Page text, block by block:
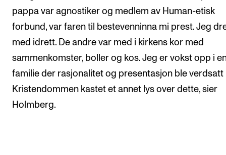
pappa var agnostiker og medlem av Human-etisk
forbund, var faren til bestevenninna mi prest. Jeg
med idrett. De andre var med i kirkens kor med
sammenkomster, boller og kos. Jeg er vokst opp i
familie der rasjonalitet og presentasjon ble verdsatt
Kristendommen kastet et annet lys over dette, sier
Holmberg.